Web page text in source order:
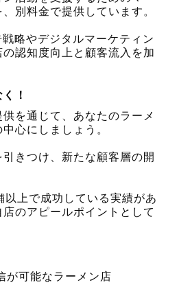
別料金で提供しています。
略やデジタルマーケティン
認知度向上と顧客流入を加
！
供を通じて、あなたのラーメ
心にしましょう。
きつけ、新たな顧客層の開
上で成功している実績があ
のアピールポイントとして
が可能なラーメン店